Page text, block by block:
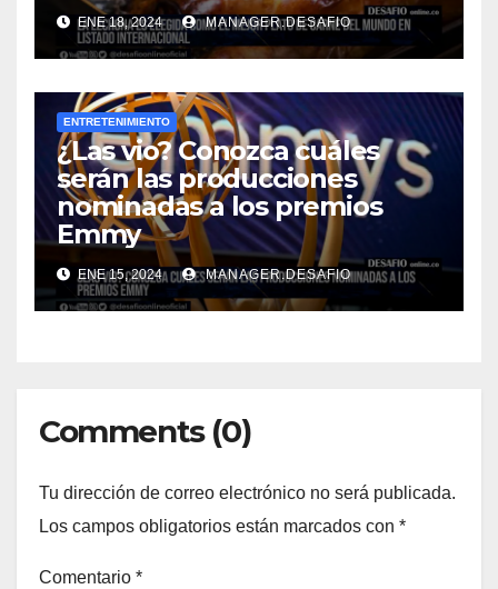
ENE 18, 2024 MANAGER.DESAFIO
ENTRETENIMIENTO
¿Las vio? Conozca cuáles
serán las producciones
nominadas a los premios
Emmy
ENE 15, 2024 MANAGER.DESAFIO
Comments (0)
Tu dirección de correo electrónico no será publicada.
Los campos obligatorios están marcados con *
Comentario *